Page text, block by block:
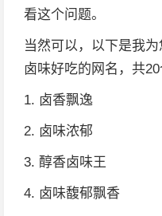
看这个问题。
当然可以，以下是我
卤味好吃的网名，共20
1. 卤香飘逸
2. 卤味浓郁
3. 醇香卤味王
4. 卤味馥郁飘香